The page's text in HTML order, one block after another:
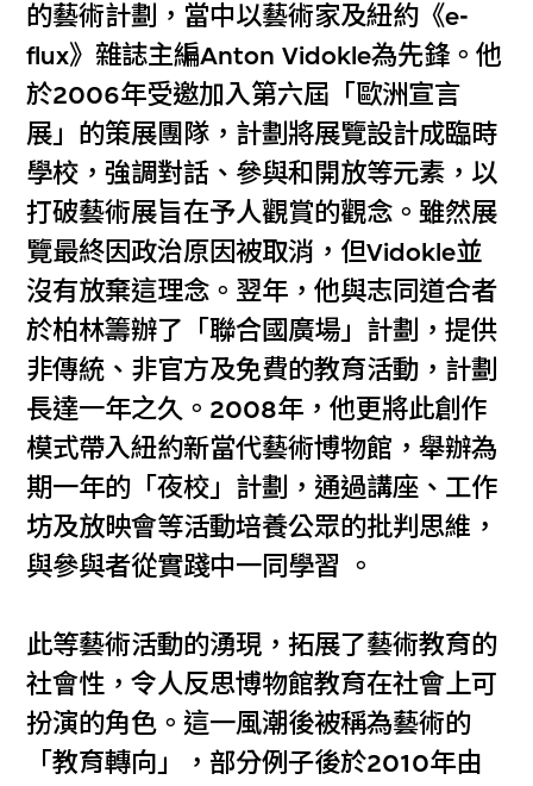
的藝術計劃，當中以藝術家及紐約《e-
flux》雜誌主編Anton Vidokle為先鋒。他
於2006年受邀加入第六屆「歐洲宣言
展」的策展團隊，計劃將展覽設計成臨時
學校，強調對話、參與和開放等元素，以
打破藝術展旨在予人觀賞的觀念。雖然展
覽最終因政治原因被取消，但Vidokle並
沒有放棄這理念。翌年，他與志同道合者
於柏林籌辦了「聯合國廣場」計劃，提供
非傳統、非官方及免費的教育活動，計劃
長達一年之久。2008年，他更將此創作
模式帶入紐約新當代藝術博物館，舉辦為
期一年的「夜校」計劃，通過講座、工作
坊及放映會等活動培養公眾的批判思維，
與參與者從實踐中一同學習 。
此等藝術活動的湧現，拓展了藝術教育的
社會性，令人反思博物館教育在社會上可
扮演的角色。這一風潮後被稱為藝術的
「教育轉向」，部分例子後於2010年由